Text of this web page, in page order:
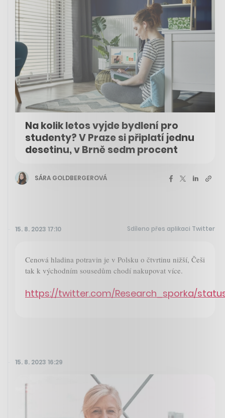
Na kolik letos vyjde bydlení pro
studenty? V Praze si připlatí jednu
desetinu, v Brně sedm procent
SÁRA GOLDBERGEROVÁ
15. 8. 2023 17:10 Sdíleno přes aplikaci Twitter
Cenová hladina potravin je v Polsku o čtvrtinu nižší, Češi
tak k východním sousedům chodí nakupovat více.
https://twitter.com/Research_sporka/
15. 8. 2023 16:29